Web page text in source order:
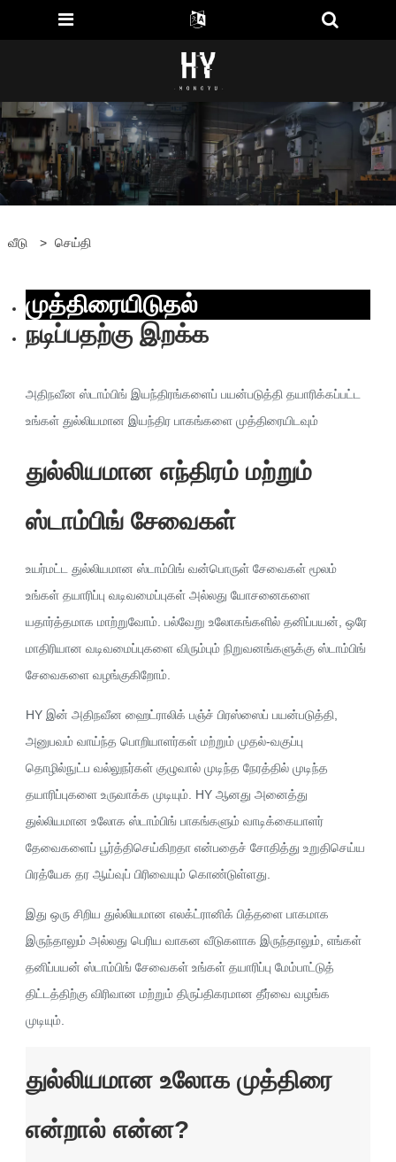
வீடு > செய்தி
முத்திரையிடுதல்
நடிப்பதற்கு இறக்க
அதிநவீன ஸ்டாம்பிங் இயந்திரங்களைப் பயன்படுத்தி தயாரிக்கப்பட்ட
உங்கள் துல்லியமான இயந்திர பாகங்களை முத்திரையிடவும்
துல்லியமான எந்திரம் மற்றும்
ஸ்டாம்பிங் சேவைகள்
உயர்மட்ட துல்லியமான ஸ்டாம்பிங் வன்பொருள் சேவைகள் மூலம்
உங்கள் தயாரிப்பு வடிவமைப்புகள் அல்லது யோசனைகளை
யதார்த்தமாக மாற்றுவோம். பல்வேறு உலோகங்களில் தனிப்பயன், ஒரே
மாதிரியான வடிவமைப்புகளை விரும்பும் நிறுவனங்களுக்கு ஸ்டாம்பிங்
சேவைகளை வழங்குகிறோம்.
HY இன் அதிநவீன ஹைட்ராலிக் பஞ்ச் பிரஸ்ஸைப் பயன்படுத்தி,
அனுபவம் வாய்ந்த பொறியாளர்கள் மற்றும் முதல்-வகுப்பு
தொழில்நுட்ப வல்லுநர்கள் குழுவால் முடிந்த நேரத்தில் முடிந்த
தயாரிப்புகளை உருவாக்க முடியும். HY ஆனது அனைத்து
துல்லியமான உலோக ஸ்டாம்பிங் பாகங்களும் வாடிக்கையாளர்
தேவைகளைப் பூர்த்திசெய்கிறதா என்பதைச் சோதித்து உறுதிசெய்ய
பிரத்யேக தர ஆய்வுப் பிரிவையும் கொண்டுள்ளது.
இது ஒரு சிறிய துல்லியமான எலக்ட்ரானிக் பித்தளை பாகமாக
இருந்தாலும் அல்லது பெரிய வாகன வீடுகளாக இருந்தாலும், எங்கள்
தனிப்பயன் ஸ்டாம்பிங் சேவைகள் உங்கள் தயாரிப்பு மேம்பாட்டுத்
திட்டத்திற்கு விரிவான மற்றும் திருப்திகரமான தீர்வை வழங்க
முடியும்.
துல்லியமான உலோக முத்திரை
என்றால் என்ன?